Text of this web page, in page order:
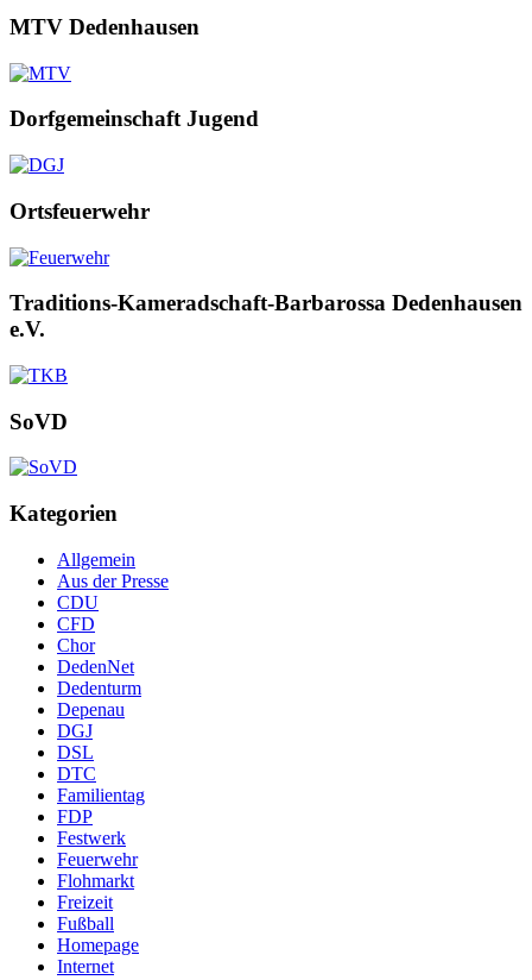
MTV Dedenhausen
Dorfgemeinschaft Jugend
Ortsfeuerwehr
Traditions-Kameradschaft-Barbarossa Dedenhausen
e.V.
SoVD
Kategorien
Allgemein
Aus der Presse
CDU
CFD
Chor
DedenNet
Dedenturm
Depenau
DGJ
DSL
DTC
Familientag
FDP
Festwerk
Feuerwehr
Flohmarkt
Freizeit
Fußball
Homepage
Internet